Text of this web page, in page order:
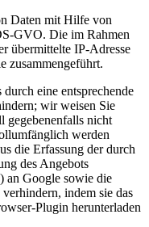
Daten mit Hilfe von
GVO. Die im Rahmen
übermittelte IP-Adresse
zusammengeführt.
eine entsprechende
wir weisen Sie
gegebenenfalls nicht
werden
die Erfassung der durch
des Angebots
an Google sowie die
indem sie das
Plugin herunterladen